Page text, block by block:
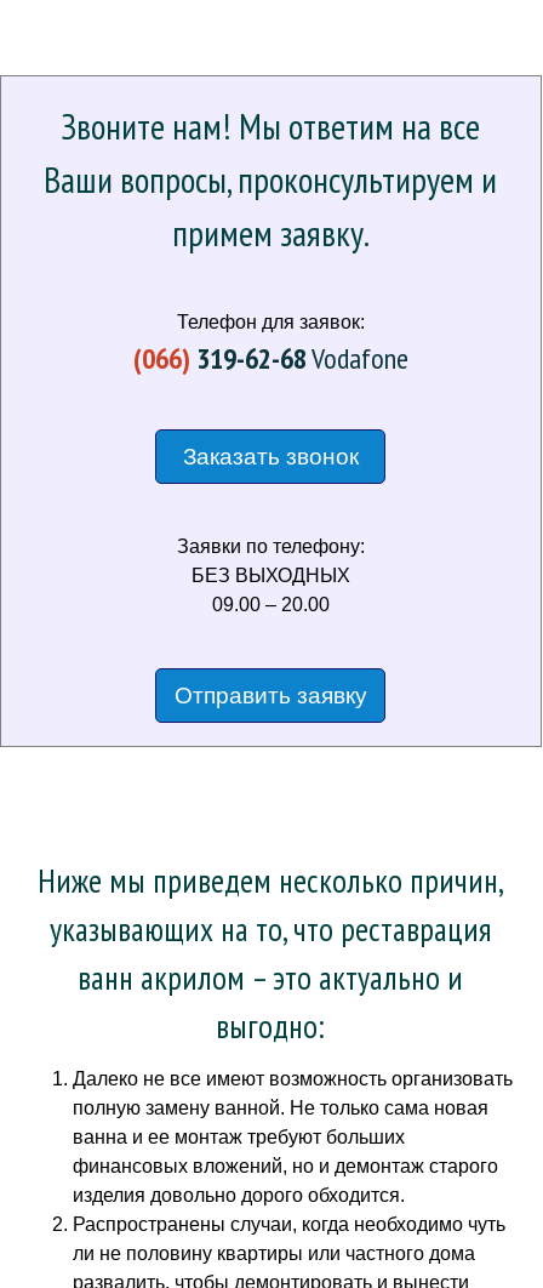
Звоните нам! Мы ответим на все
Ваши вопросы, проконсультируем и
примем заявку.
Телефон для заявок:
(066) 319-62-68Vodafone
Заказать звонок
Заявки по телефону:
БЕЗ ВЫХОДНЫХ
09.00 – 20.00
Отправить заявку
Ниже мы приведем несколько причин,
указывающих на то, что реставрация
ванн акрилом – это актуально и
выгодно:
Далеко не все имеют возможность организовать
полную замену ванной. Не только сама новая
ванна и ее монтаж требуют больших
финансовых вложений, но и демонтаж старого
изделия довольно дорого обходится.
Распространены случаи, когда необходимо чуть
ли не половину квартиры или частного дома
развалить, чтобы демонтировать и вынести